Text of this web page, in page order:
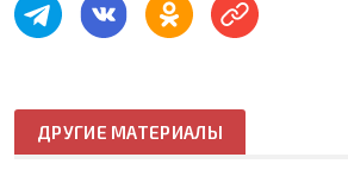
ДРУГИЕ МАТЕРИАЛЫ